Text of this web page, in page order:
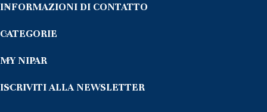
INFORMAZIONI DI CONTATTO
CATEGORIE
MY NIPAR
ISCRIVITI ALLA NEWSLETTER